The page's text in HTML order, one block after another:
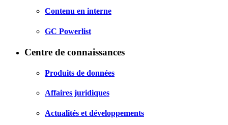
Contenu en interne
GC Powerlist
Centre de connaissances
Produits de données
Affaires juridiques
Actualités et développements